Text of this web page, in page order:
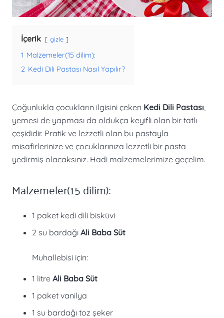
İçerik gizle
1 Malzemeler(15 dilim):
2 Kedi Dili Pastası Nasıl Yapılır?
Çoğunlukla çocukların ilgisini çeken Kedi Dili Pastası
yemesi de yapması da oldukça keyifli olan bir tatlı
çeşididir. Pratik ve lezzetli olan bu pastayla
misafirlerinize ve çocuklarınıza lezzetli bir pasta
yedirmiş olacaksınız. Hadi malzemelerimize geçelim.
Malzemeler(15 dilim):
1 paket kedi dili bisküvi
2 su bardağı Ali Baba Süt
Muhallebisi için:
1 litre Ali Baba Süt
1 paket vanilya
1 su bardağı toz şeker